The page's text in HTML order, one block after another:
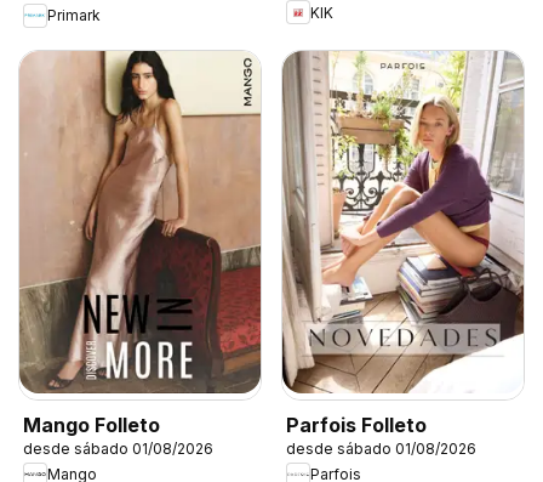
Primark
KIK
Mango Folleto
desde sábado 01/08/2026
Mango
Parfois Folleto
desde sábado 01/08/2026
Parfois